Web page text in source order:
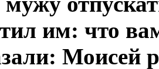
им: что
Моисей